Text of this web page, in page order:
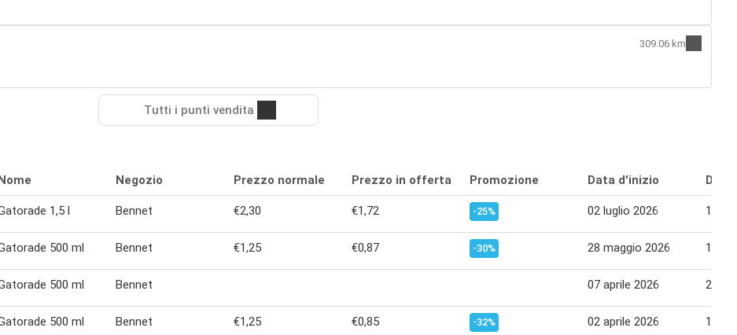
309.06 km
Tutti i punti vendita
Negozio Prezzo normale Prezzo in offerta Promozione Data d'inizio Data
1,5 l Bennet €2,30 €1,72 -25% 02 luglio 2026 15
500 ml Bennet €1,25 €0,87 -30% 28 maggio 2026 10
500 ml Bennet 07 aprile 2026 22
500 ml Bennet €1,25 €0,85 -32% 02 aprile 2026 15